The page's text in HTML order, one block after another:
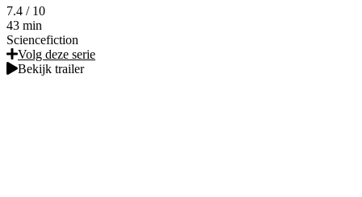
7.4 / 10
43 min
Sciencefiction
Volg deze serie
Bekijk trailer